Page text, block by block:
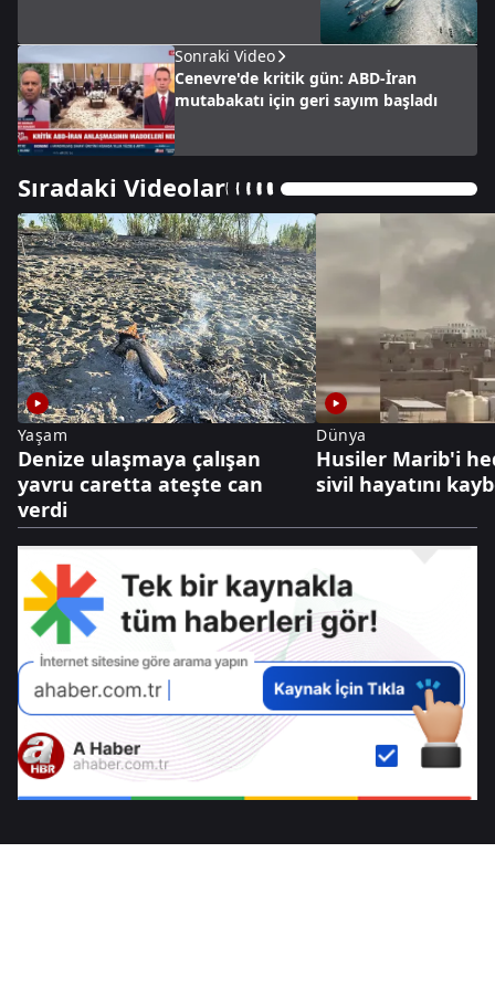
Sonraki Video
Cenevre'de kritik gün: ABD-İran
mutabakatı için geri sayım başladı
Sıradaki Videolar
Yaşam
Denize ulaşmaya çalışan
yavru caretta ateşte can
verdi
Dünya
Husiler Marib'i
sivil hayatını